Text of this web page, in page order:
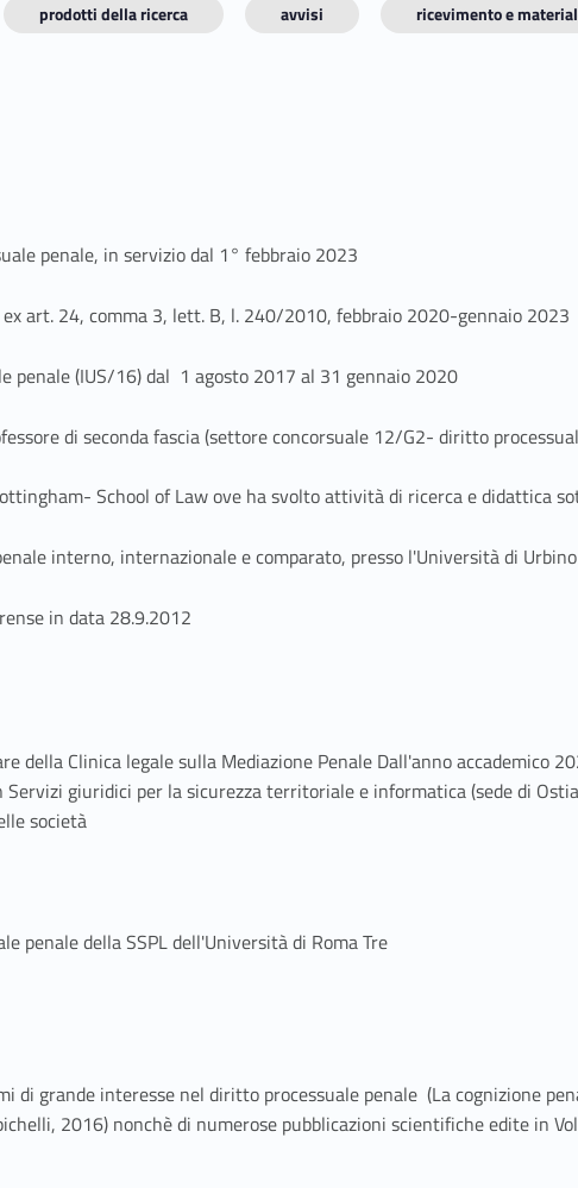
prodotti della ricerca avvisi ricevimento e
penale, in servizio dal 1° febbraio 2023
art. 24, comma 3, lett. B, l. 240/2010, febbraio 2020-gennaio 2023
penale (IUS/16) dal 1 agosto 2017 al 31 gennaio 2020
di seconda fascia (settore concorsuale 12/G2- diritto
School of Law ove ha svolto attività di ricerca e didattica
interno, internazionale e comparato, presso l'Università di
in data 28.9.2012
della Clinica legale sulla Mediazione Penale Dall'anno accademico
Servizi giuridici per la sicurezza territoriale e informatica (sede di
società
penale della SSPL dell'Università di Roma Tre
di grande interesse nel diritto processuale penale (La cognizione
2016) nonchè di numerose pubblicazioni scientifiche edite in